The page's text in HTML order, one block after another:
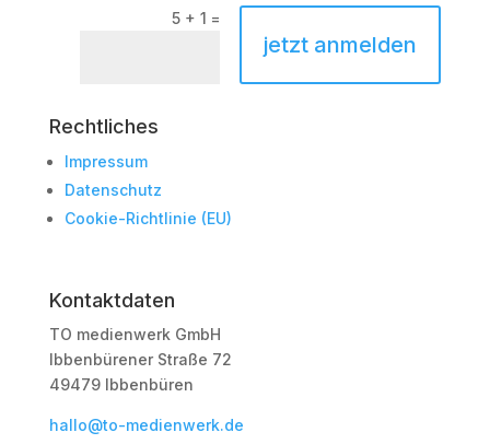
5 + 1 =
jetzt anmelden
Rechtliches
Impressum
Datenschutz
Cookie-Richtlinie (EU)
Kontaktdaten
TO medienwerk GmbH
Ibbenbürener Straße 72
49479 Ibbenbüren
hallo@to-medienwerk.de